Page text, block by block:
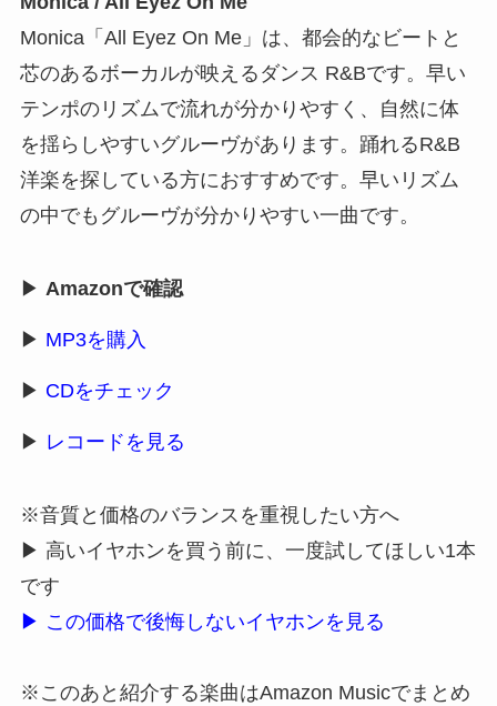
Monica「All Eyez On Me」は、都会的なビートと
芯のあるボーカルが映えるダンス R&Bです。早い
テンポのリズムで流れが分かりやすく、自然に体
を揺らしやすいグルーヴがあります。踊れるR&B
洋楽を探している方におすすめです。早いリズム
の中でもグルーヴが分かりやすい一曲です。
▶ Amazonで確認
▶ MP3を購入
▶ CDをチェック
▶ レコードを見る
※音質と価格のバランスを重視したい方へ
▶ 高いイヤホンを買う前に、一度試してほしい1本
です
▶ この価格で後悔しないイヤホンを見る
※このあと紹介する楽曲はAmazon Musicでまとめ